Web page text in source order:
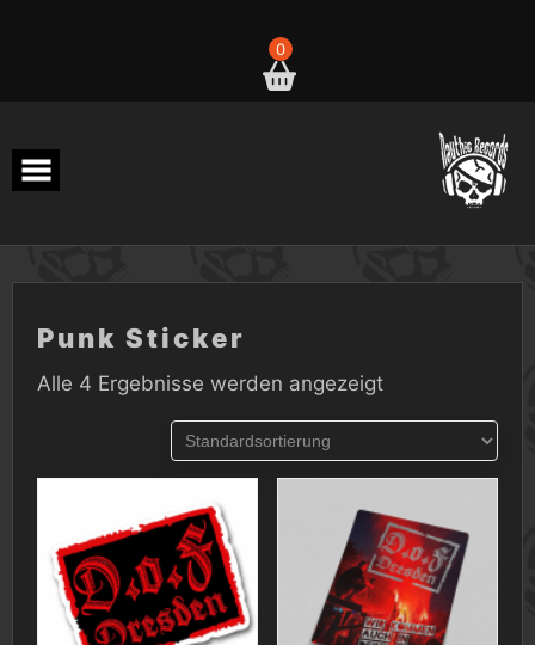
0
Punk Sticker
Alle 4 Ergebnisse werden angezeigt